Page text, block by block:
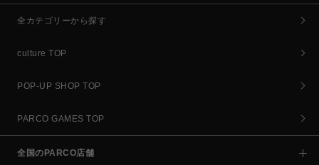
全カテゴリーから探す
culture TOP
POP-UP SHOP TOP
PARCO GAMES TOP
全国のPARCO店舗